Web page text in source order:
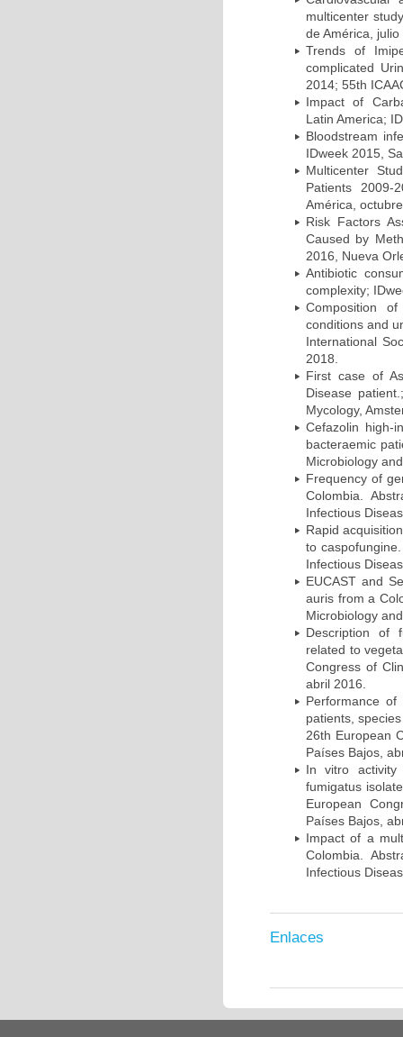
multicenter
de América, julio
Trends of
complicated
2014; 55th
Impact of
Latin America;
Bloodstream
IDweek 2015,
Multicenter
Patients 2009-
América,
Risk Factors
Caused by
2016, Nueva
Antibiotic
complexity;
Composition
conditions and
International
2018.
First case of
Disease
Mycology,
Cefazolin high-
bacteraemic
Microbiology
Frequency of
Colombia.
Infectious
Rapid
to
Infectious
EUCAST and
auris from a
Microbiology
Description of
related to
Congress of
abril 2016.
Performance
patients,
26th European
Países Bajos,
In vitro activity
fumigatus
European
Países Bajos,
Impact of a
Colombia.
Infectious
Enlaces